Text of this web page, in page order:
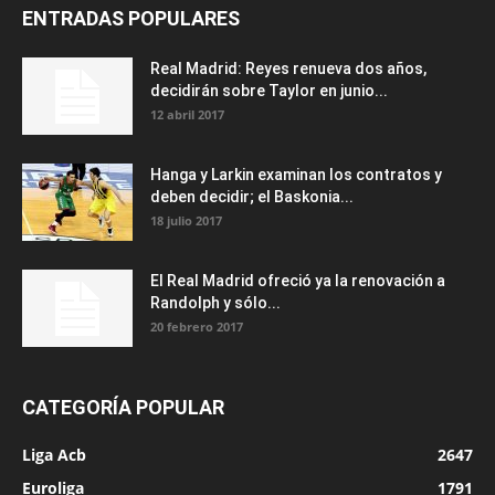
ENTRADAS POPULARES
Real Madrid: Reyes renueva dos años,
decidirán sobre Taylor en junio...
12 abril 2017
Hanga y Larkin examinan los contratos y
deben decidir; el Baskonia...
18 julio 2017
El Real Madrid ofreció ya la renovación a
Randolph y sólo...
20 febrero 2017
CATEGORÍA POPULAR
Liga Acb
2647
Euroliga
1791